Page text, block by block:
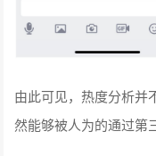
由此可见，热度分析并
然能够被人为的通过第